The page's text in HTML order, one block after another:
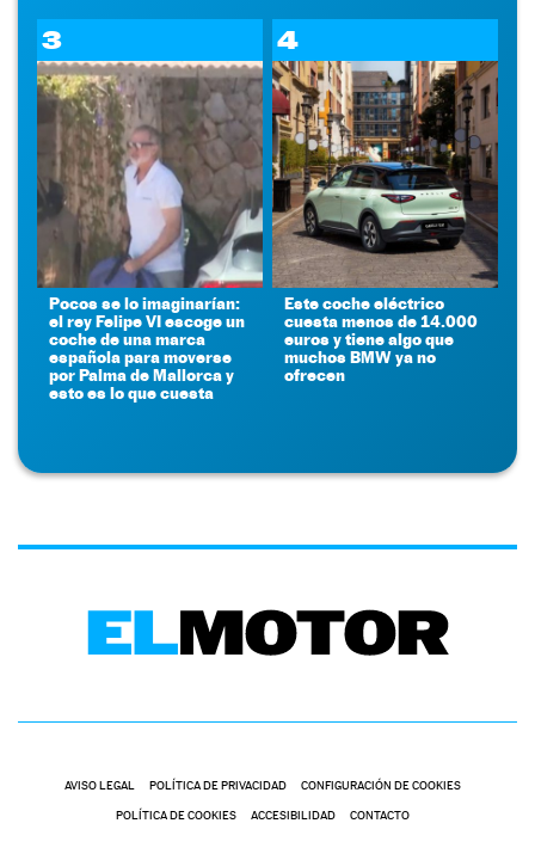
3
Pocos se lo imaginarían:
el rey Felipe VI escoge un
coche de una marca
española para moverse
por Palma de Mallorca y
esto es lo que cuesta
4
Este coche eléctrico
cuesta menos de 14.000
euros y tiene algo que
muchos BMW ya no
ofrecen
AVISO LEGAL POLÍTICA DE PRIVACIDAD CONFIGURACIÓN DE COOKIES
POLÍTICA DE COOKIES ACCESIBILIDAD CONTACTO